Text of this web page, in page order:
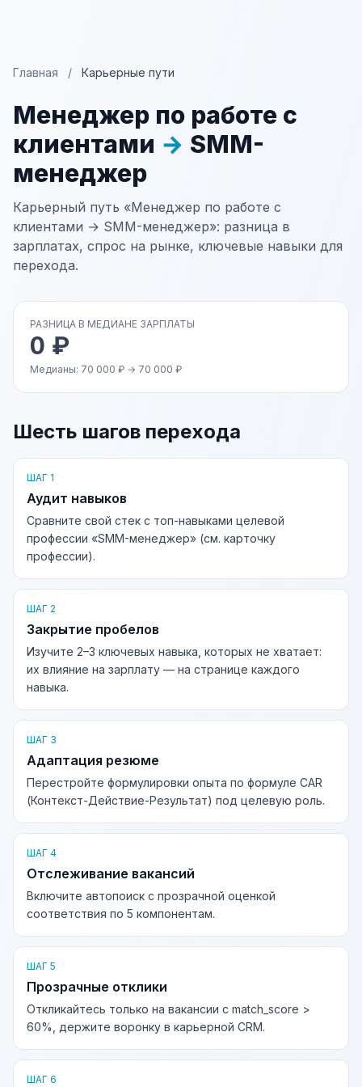
Главная / Карьерные пути
Менеджер по работе с
клиентами → SMM-
менеджер
Карьерный путь «Менеджер по работе с
клиентами → SMM-менеджер»: разница в
зарплатах, спрос на рынке, ключевые навыки для
перехода.
РАЗНИЦА В МЕДИАНЕ ЗАРПЛАТЫ
0 ₽
Медианы: 70 000 ₽ → 70 000 ₽
Шесть шагов перехода
ШАГ 1
Аудит навыков
Сравните свой стек с топ-навыками целевой
профессии «SMM-менеджер» (см. карточку
профессии).
ШАГ 2
Закрытие пробелов
Изучите 2–3 ключевых навыка, которых не хватает:
их влияние на зарплату — на странице каждого
навыка.
ШАГ 3
Адаптация резюме
Перестройте формулировки опыта по формуле CAR
(Контекст-Действие-Результат) под целевую роль.
ШАГ 4
Отслеживание вакансий
Включите автопоиск с прозрачной оценкой
соответствия по 5 компонентам.
ШАГ 5
Прозрачные отклики
Откликайтесь только на вакансии с match_score >
60%, держите воронку в карьерной CRM.
ШАГ 6